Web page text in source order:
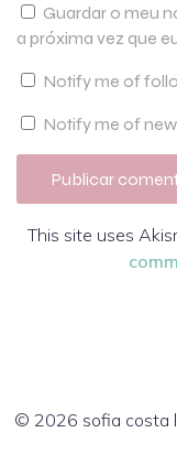
Guardar o meu
a próxima vez que
Notify me of
Notify me of
This site uses
© 2026 sofia costa